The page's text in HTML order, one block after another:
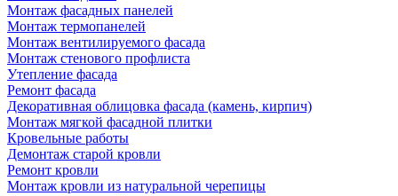
Монтаж фасадных панелей
Монтаж термопанелей
Монтаж вентилируемого фасада
Монтаж стенового профлиста
Утепление фасада
Ремонт фасада
Декоративная облицовка фасада (камень, кирпич)
Монтаж мягкой фасадной плитки
Кровельные работы
Демонтаж старой кровли
Ремонт кровли
Монтаж кровли из натуральной черепицы